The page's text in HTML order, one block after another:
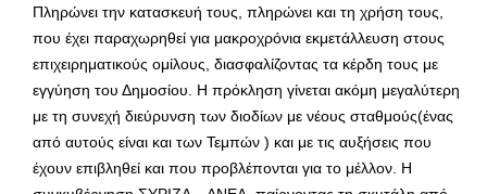
Πληρώνει την κατασκευή τους, πληρώνει και τη χρήση τους,
που έχει παραχωρηθεί για μακροχρόνια εκμετάλλευση στους
επιχειρηματικούς ομίλους, διασφαλίζοντας τα κέρδη τους με
εγγύηση του Δημοσίου. Η πρόκληση γίνεται ακόμη μεγαλύτερη
με τη συνεχή διεύρυνση των διοδίων με νέους σταθμούς(ένας
από αυτούς είναι και των Τεμπών ) και με τις αυξήσεις που
έχουν επιβληθεί και που προβλέπονται για το μέλλον. Η